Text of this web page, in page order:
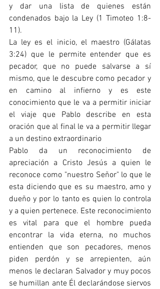
y dar una lista de quienes están
condenados bajo la Ley (1 Timoteo 1:8-
11).
La ley es el inicio, el maestro (Gálatas
3:24) que le permite entender que es
pecador, que no puede salvarse a sí
mismo, que le descubre como pecador y
en camino al infierno y es este
conocimiento que le va a permitir iniciar
el viaje que Pablo describe en esta
oración que al final le va a permitir llegar
a un destino extraordinario
Pablo da un reconocimiento de
apreciación a Cristo Jesús a quien le
reconoce como "nuestro Señor" lo que le
esta diciendo que es su maestro, amo y
dueño y por lo tanto es quien lo controla
y a quien pertenece. Este reconocimiento
es vital para que el hombre pueda
encontrar la vida eterna, no muchos
entienden que son pecadores, menos
piden perdón y se arrepienten, aún
menos le declaran Salvador y muy pocos
se humillan ante Él declarándose siervos